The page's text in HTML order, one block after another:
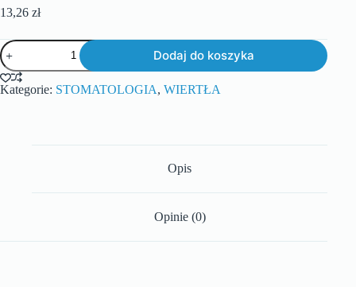
13,26 zł
Dodaj do koszyka
Kategorie: STOMATOLOGIA, WIERTŁA
Opis
Opinie (0)